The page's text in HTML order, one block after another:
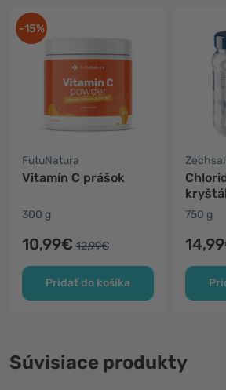
-15%
FutuNatura
Vitamín C prášok
300 g
10,99€ 12,99€
Pridať do košíka
Zechsal
nohy
750 g
Súvisiace produkty